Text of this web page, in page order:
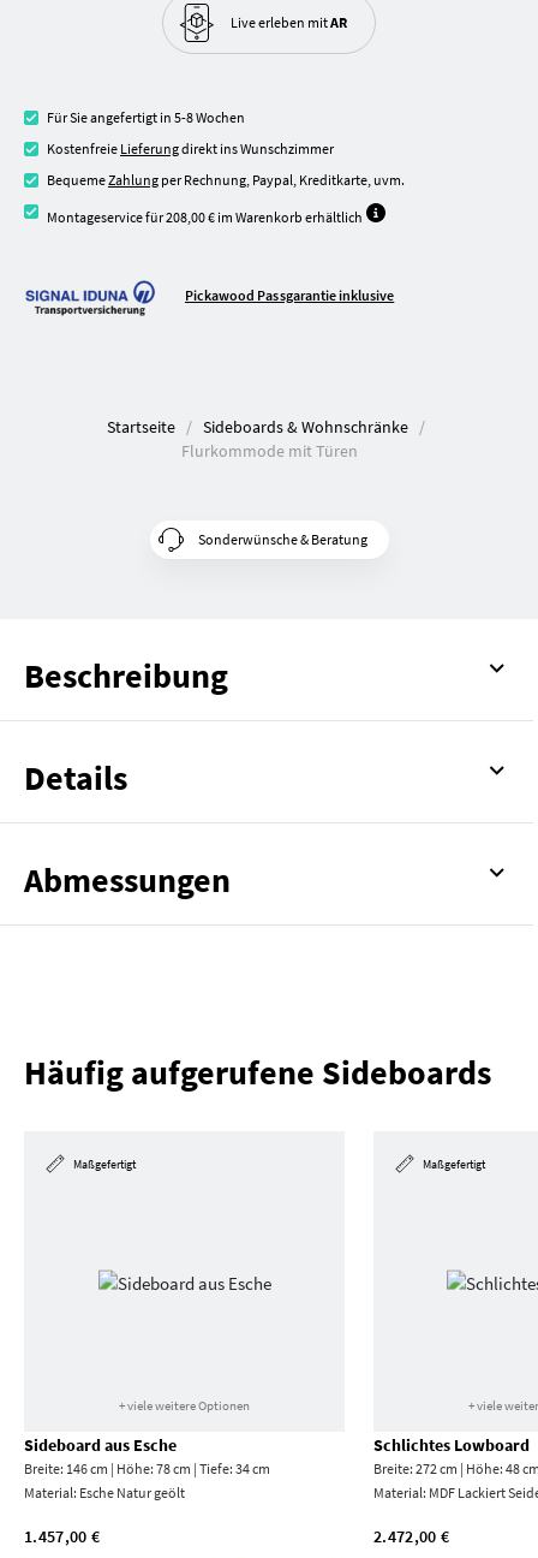
Live erleben mitAR
Für Sie angefertigt in 5-8 Wochen
Kostenfreie Lieferungdirekt ins Wunschzimmer
BequemeZahlung per Rechnung, Paypal, Kreditkarte, uvm.
Montageservice für 208,00 € im Warenkorb erhältlich
Pickawood Passgarantie inklusive
Startseite
Sideboards & Wohnschränke
Flurkommode mit Türen
Sonderwünsche & Beratung
Beschreibung
Details
Abmessungen
Häufig aufgerufene Sideboards
Maßgefertigt
+ viele weitere Optionen
Sideboard aus Esche
Breite: 146 cm | Höhe: 78 cm | Tiefe: 34 cm
Material: Esche Natur geölt
1.457,00 €
Maßgefertigt
+ viele
Schlichtes Lowboard
Breite: 272 cm | Höhe: 48
Material: MDF Lackiert
2.472,00 €